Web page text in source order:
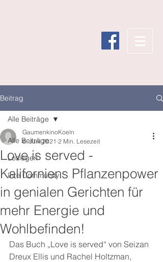
Beitrag
Alle Beiträge
Loslegen
Ihre Community
Alle Beiträge
Love is served -
Kaliforniens Pflanzenpower
in genialen Gerichten für
mehr Energie und
Wohlbefinden!
GaumenkinoKoeln
6. Juni 2021 2 Min. Lesezeit
Das Buch „Love is served“ von Seizan
Dreux Ellis und Rachel Holtzman,